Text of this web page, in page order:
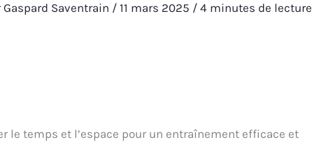
Gaspard Saventrain /11 mars 2025 /4 minutes de lecture
le temps et l’espace pour un entraînement efficace et